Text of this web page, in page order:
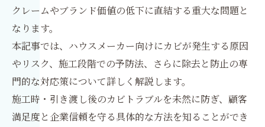
クレームやブランド価値の低下に直結する重大な問題と
なります。
本記事では、ハウスメーカー向けにカビが発生する原因
やリスク、施工段階での予防法、さらに除去と防止の専
門的な対応策について詳しく解説します。
施工時・引き渡し後のカビトラブルを未然に防ぎ、顧客
満足度と企業信頼を守る具体的な方法を知ることができ